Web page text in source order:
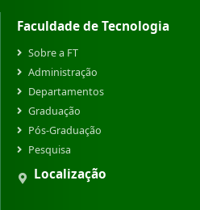
Faculdade de Tecnologia
Sobre a FT
Administração
Departamentos
Graduação
Pós-Graduação
Pesquisa
Localização